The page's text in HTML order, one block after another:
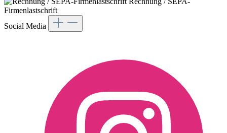
Firmenlastschrift
Social Media